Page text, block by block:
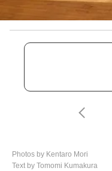
Photos by Kentaro Mori
Text by Tomomi Kumakura